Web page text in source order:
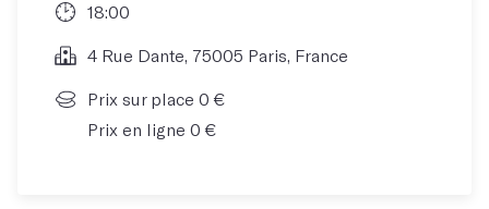
18:00
4 Rue Dante, 75005 Paris, France
Prix sur place 0 €
Prix en ligne 0 €